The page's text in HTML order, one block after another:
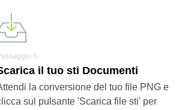
3
il tuo sti Documenti
la conversione del tuo file PNG e
sul pulsante 'Scarica file sti' per